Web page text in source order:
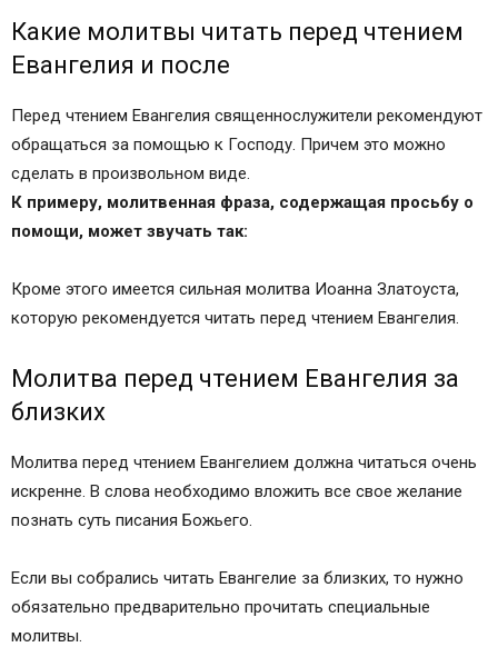
АнтиО
Чтение Евангелия о здравии
Нравится Не нравится
Нравится Не нравится
Нравится Не нравится
Нравится Не нравится
Нравится Не нравится
Отвечает Иеромонах Иов (Гумеров):
Информационный сайт про иконы, молитвы,
православные традиции.
Рекомендации по чтению святого письма
Как правильно читать Евангелие
Какую молитву читать перед Евангелием
Молитва после чтения Евангелия
Молитва после чтения св. Евангелия
Какие молитвы читать перед чтением
Евангелия и после
Перед чтением Евангелия священнослужители рекомендуют
обращаться за помощью к Господу. Причем это можно
сделать в произвольном виде.
К примеру, молитвенная фраза, содержащая просьбу о
помощи, может звучать так:
Кроме этого имеется сильная молитва Иоанна Златоуста,
которую рекомендуется читать перед чтением Евангелия.
Молитва перед чтением Евангелия за
близких
Молитва перед чтением Евангелием должна читаться очень
искренне. В слова необходимо вложить все свое желание
познать суть писания Божьего.
Если вы собрались читать Евангелие за близких, то нужно
обязательно предварительно прочитать специальные
молитвы.